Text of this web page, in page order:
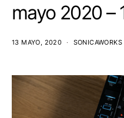
mayo 2020 –
13 MAYO, 2020 SONICAWORKS